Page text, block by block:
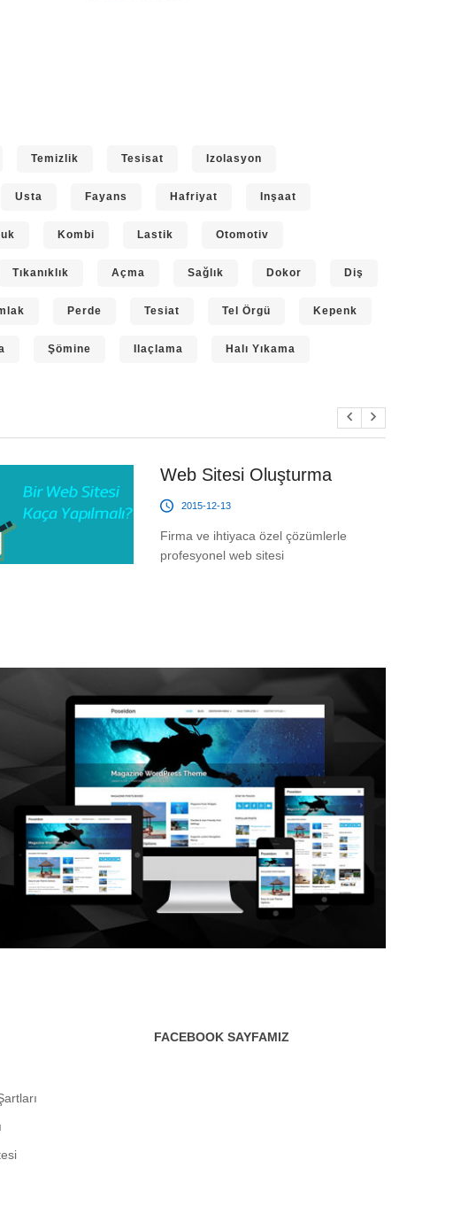
Temizlik Tesisat Izolasyon
Usta Fayans Hafriyat Inşaat
Kombi Lastik Otomotiv
Tıkanıklık Açma Sağlık Dokor Diş
Perde Tesiat Tel Örgü Kepenk
Şömine Ilaçlama Halı Yıkama
Web Sitesi Oluşturma
2015-12-13
Firma ve ihtiyaca özel çözümlerle
profesyonel web sitesi
FACEBOOK SAYFAMIZ